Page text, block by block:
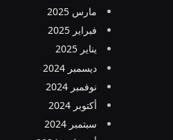
مارس 2025
فبراير 2025
يناير 2025
ديسمبر 2024
نوفمبر 2024
أكتوبر 2024
سبتمبر 2024